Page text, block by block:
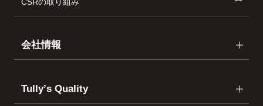
会社情報
Tullyʼs Quality